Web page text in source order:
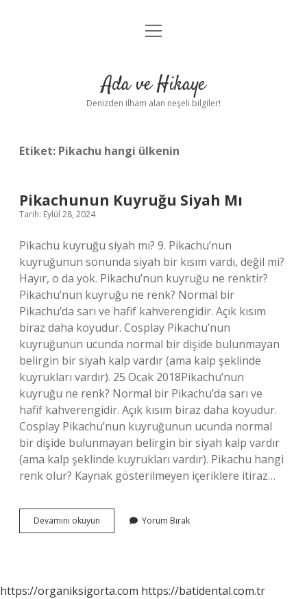
Anasayfa
Yasal Uyarı
menüyü
Ada ve Hikaye
Denizden ilham alan neşeli bilgiler!
Etiket: Pikachu hangi ülkenin
Pikachunun Kuyruğu Siyah Mı
Tarih: Eylül 28, 2024
Pikachu kuyruğu siyah mı? 9. Pikachu’nun
kuyruğunun sonunda siyah bir kısım vardı, değil mi?
Hayır, o da yok. Pikachu’nun kuyruğu ne renktir?
Pikachu’nun kuyruğu ne renk? Normal bir
Pikachu’da sarı ve hafif kahverengidir. Açık kısım
biraz daha koyudur. Cosplay Pikachu’nun
kuyruğunun ucunda normal bir dişide bulunmayan
belirgin bir siyah kalp vardır (ama kalp şeklinde
kuyrukları vardır). 25 Ocak 2018Pikachu’nun
kuyruğu ne renk? Normal bir Pikachu’da sarı ve
hafif kahverengidir. Açık kısım biraz daha koyudur.
Cosplay Pikachu’nun kuyruğunun ucunda normal
bir dişide bulunmayan belirgin bir siyah kalp vardır
(ama kalp şeklinde kuyrukları vardır). Pikachu hangi
renk olur? Kaynak gösterilmeyen içeriklere itiraz…
Devamını okuyun Pikachunun
Kuyruğu
Yorum Bırak
https://organiksigorta.com https://batidental.com.tr